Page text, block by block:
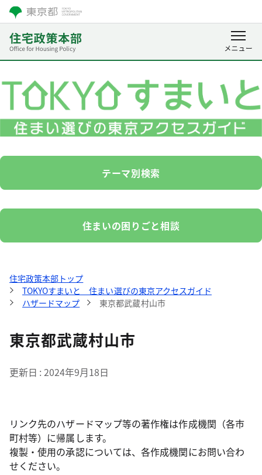
テーマ別検索
住まいの困りごと相談
住宅政策本部トップ
TOKYOすまいと 住まい選びの東京アクセスガイド
ハザードマップ
東京都武蔵村山市
東京都武蔵村山市
更新日 2024年9月18日
リンク先のハザードマップ等の著作権は作成機関（各市
町村等）に帰属します。
複製・使用の承認については、各作成機関にお問い合わ
せください。